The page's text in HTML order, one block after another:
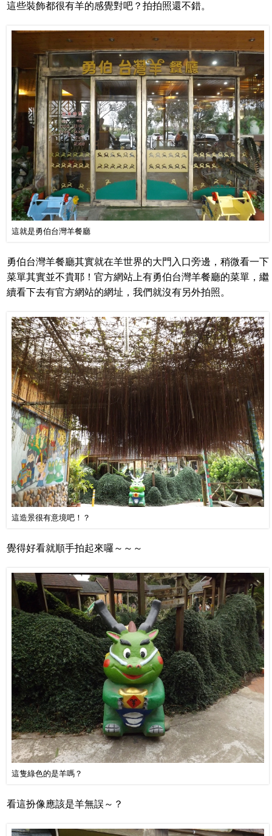
這些裝飾都很有羊的感覺對吧？拍拍照還不錯。
這就是勇伯台灣羊餐廳
勇伯台灣羊餐廳其實就在羊世界的大門入口旁邊，稍微看一下
菜單其實並不貴耶！官方網站上有勇伯台灣羊餐廳的菜單，繼
續看下去有官方網站的網址，我們就沒有另外拍照。
這造景很有意境吧！？
覺得好看就順手拍起來囉～～～
這隻綠色的是羊嗎？
看這扮像應該是羊無誤～？